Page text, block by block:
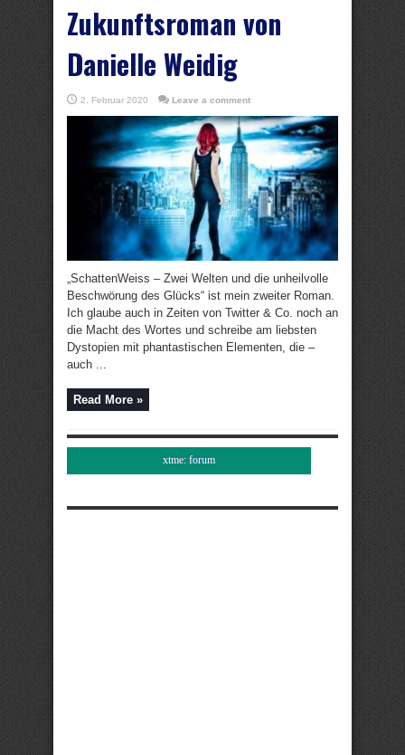
Zukunftsroman von
Danielle Weidig
2. Februar 2020 Leave a comment
„SchattenWeiss – Zwei Welten und die unheilvolle
Beschwörung des Glücks“ ist mein zweiter Roman.
Ich glaube auch in Zeiten von Twitter & Co. noch an
die Macht des Wortes und schreibe am liebsten
Dystopien mit phantastischen Elementen, die –
auch ...
Read More »
xtme: forum